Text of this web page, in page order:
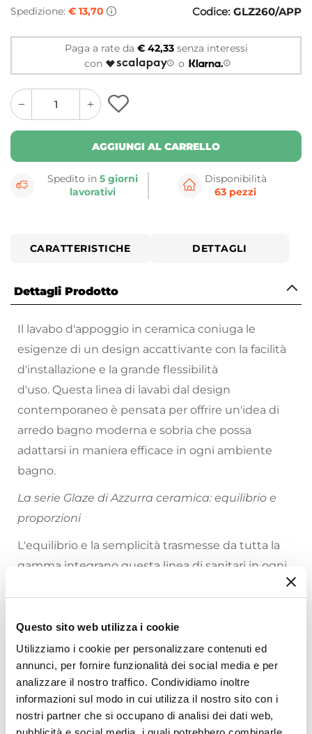
Questo sito web utilizza i cookie
Utilizziamo i cookie per personalizzare contenuti ed
annunci, per fornire funzionalità dei social media e per
analizzare il nostro traffico. Condividiamo inoltre
informazioni sul modo in cui utilizza il nostro sito con i
nostri partner che si occupano di analisi dei dati web,
Spedizione: € 13,70 Codice: GLZ260/APP
Paga a rate da € 42,33senza interessi
con
o
quantity
button
quantity
minus
button
AGGIUNGI AL CARRELLO
Spedito in5 giorni
lavorativi
Disponibilità
63 pezzi
CARATTERISTICHE DETTAGLI
Dettagli Prodotto
Il lavabo d'appoggio in ceramica coniuga le
esigenze di un design accattivante con la facilità
d'installazione e la grande flessibilità
d'uso. Questa linea di lavabi dal design
contemporaneo è pensata per offrire un'idea di
arredo bagno moderna e sobria che possa
adattarsi in maniera efficace in ogni ambiente
bagno.
La serie Glaze di Azzurra ceramica: equilibrio e
proporzioni
L'equilibrio e la semplicità trasmesse da tutta la
gamma integrano questa linea di sanitari in ogni
Caratteristiche
Larghezza
60 cm
41 cm